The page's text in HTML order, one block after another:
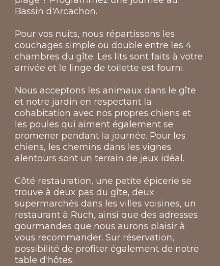
Bassin d'Arcachon.
Pour vos nuits, nous répartissons les
couchages simple ou double entre les 4
chambres du gîte. Les lits sont faits à votre
arrivée et le linge de toilette est fourni.
Nous acceptons les animaux dans le gîte
et notre jardin en respectant la
cohabitation avec nos propres chiens et
les poules qui aiment également se
promener pendant la journée. Pour les
chiens, les chemins dans les vignes
alentours sont un terrain de jeux idéal.
Côté restauration, une petite épicerie se
trouve à deux pas du gîte, deux
supermarchés dans les villes voisines, un
restaurant à Ruch, ainsi que des adresses
gourmandes que nous aurons plaisir à
vous recommander. Sur réservation,
possibilité de profiter également de notre
table d'hôtes.